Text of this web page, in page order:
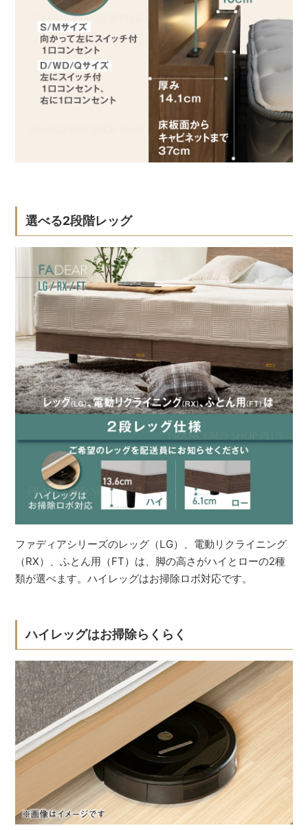
選べる2段階レッグ
ファディアシリーズのレッグ（LG）、電動リクライニング
（RX）、ふとん用（FT）は、脚の高さがハイとローの2種
類が選べます。ハイレッグはお掃除ロボ対応です。
ハイレッグはお掃除らくらく